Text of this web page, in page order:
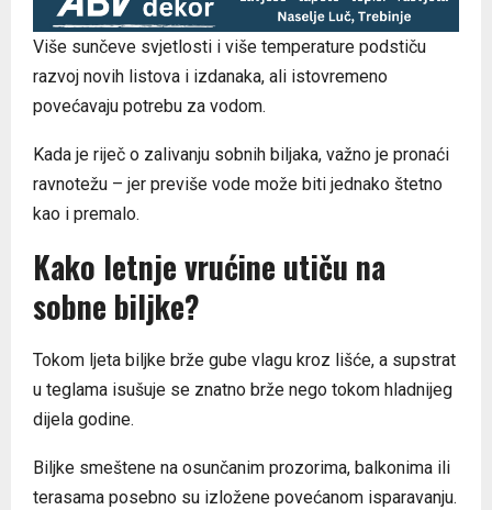
Više sunčeve svjetlosti i više temperature podstiču
razvoj novih listova i izdanaka, ali istovremeno
povećavaju potrebu za vodom.
Kada je riječ o zalivanju sobnih biljaka, važno je pronaći
ravnotežu – jer previše vode može biti jednako štetno
kao i premalo.
Kako letnje vrućine utiču na
sobne biljke?
Tokom ljeta biljke brže gube vlagu kroz lišće, a supstrat
u teglama isušuje se znatno brže nego tokom hladnijeg
dijela godine.
Biljke smeštene na osunčanim prozorima, balkonima ili
terasama posebno su izložene povećanom isparavanju.